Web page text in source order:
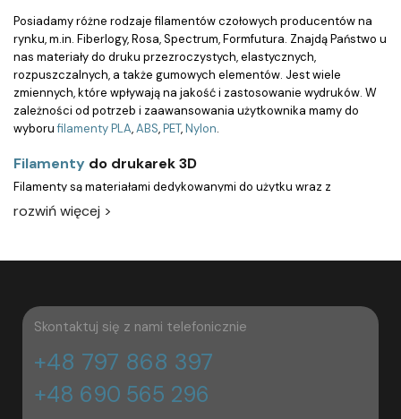
Posiadamy różne rodzaje filamentów czołowych producentów na
rynku, m.in. Fiberlogy, Rosa, Spectrum, Formfutura. Znajdą Państwo u
nas materiały do druku przezroczystych, elastycznych,
rozpuszczalnych, a także gumowych elementów. Jest wiele
zmiennych, które wpływają na jakość i zastosowanie wydruków. W
zależności od potrzeb i zaawansowania użytkownika mamy do
wyborufilamenty PLA,ABS,PET,Nylon.
Filamenty do drukarek 3D
Filamenty są materiałami dedykowanymi do użytku wraz z
drukarkami 3D pracującymi w technologii FDM
powstają trójwymiarowe wydruki. Jak to się dzieje?
odpowiedniej temperatury. Przeciskane są one przez dyszę
osadzany jest warstwowo na podstawie projektu
przygotowanego
wcześniej w specjalnym oprogramowaniu. To właśnie w ten sposób
odpowiednio trwałych materiałów - detale użytkowe.
Jakie są rodzaje materiałów 3D?
rozwiń więcej >
Skontaktuj się z nami telefonicznie
+48 797 868 397
+48 690 565 296